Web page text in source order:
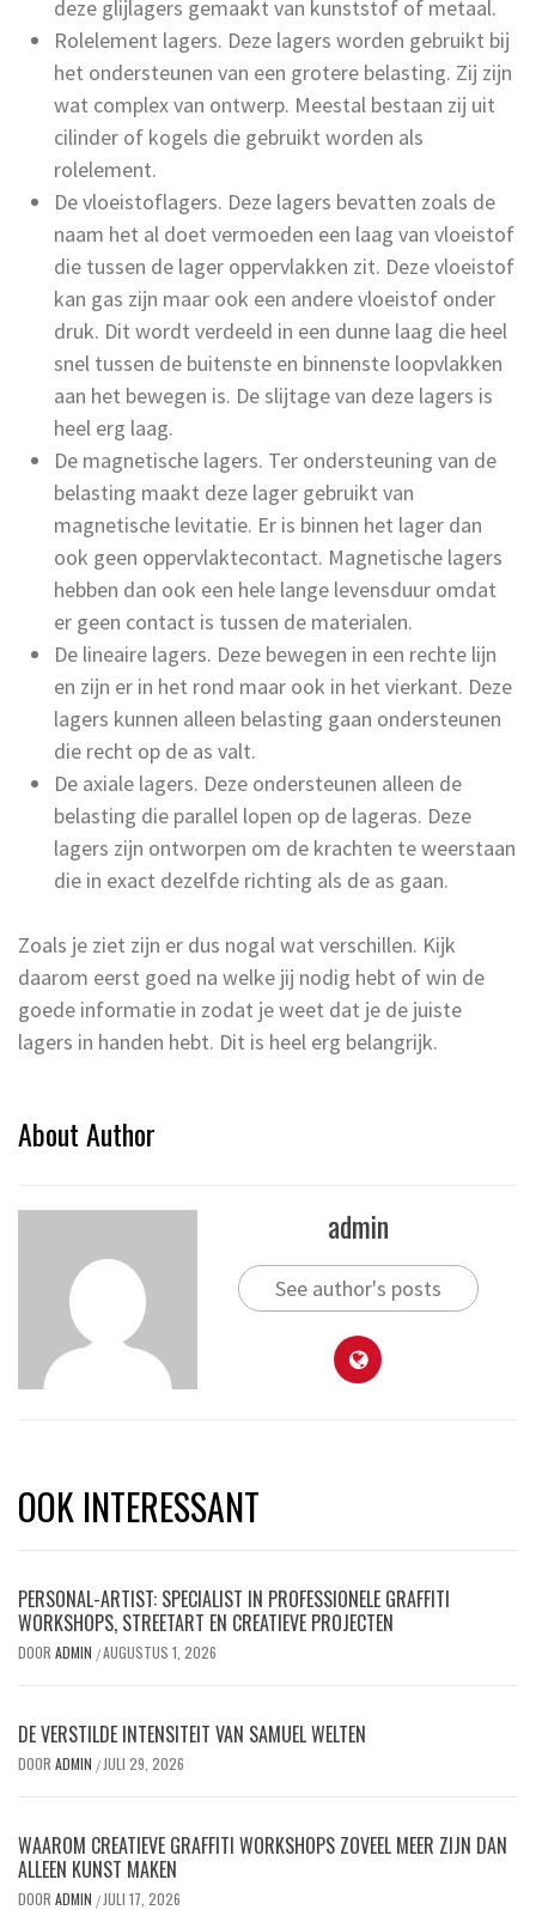
deze glijlagers gemaakt van kunststof of metaal.
Rolelement lagers. Deze lagers worden gebruikt bij
het ondersteunen van een grotere belasting. Zij zijn
wat complex van ontwerp. Meestal bestaan zij uit
cilinder of kogels die gebruikt worden als
rolelement.
De vloeistoflagers. Deze lagers bevatten zoals de
naam het al doet vermoeden een laag van vloeistof
die tussen de lager oppervlakken zit. Deze vloeistof
kan gas zijn maar ook een andere vloeistof onder
druk. Dit wordt verdeeld in een dunne laag die heel
snel tussen de buitenste en binnenste loopvlakken
aan het bewegen is. De slijtage van deze lagers is
heel erg laag.
De magnetische lagers. Ter ondersteuning van de
belasting maakt deze lager gebruikt van
magnetische levitatie. Er is binnen het lager dan
ook geen oppervlaktecontact. Magnetische lagers
hebben dan ook een hele lange levensduur omdat
er geen contact is tussen de materialen.
De lineaire lagers. Deze bewegen in een rechte lijn
en zijn er in het rond maar ook in het vierkant. Deze
lagers kunnen alleen belasting gaan ondersteunen
die recht op de as valt.
De axiale lagers. Deze ondersteunen alleen de
belasting die parallel lopen op de lageras. Deze
lagers zijn ontworpen om de krachten te weerstaan
die in exact dezelfde richting als de as gaan.
Zoals je ziet zijn er dus nogal wat verschillen. Kijk
daarom eerst goed na welke jij nodig hebt of win de
goede informatie in zodat je weet dat je de juiste
lagers in handen hebt. Dit is heel erg belangrijk.
About Author
admin
See author's posts
OOK INTERESSANT
PERSONAL-ARTIST: SPECIALIST IN PROFESSIONELE GRAFFITI
WORKSHOPS, STREETART EN CREATIEVE PROJECTEN
DOOR ADMIN /AUGUSTUS 1, 2026
DE VERSTILDE INTENSITEIT VAN SAMUEL WELTEN
DOOR ADMIN / JULI 29, 2026
WAAROM CREATIEVE GRAFFITI WORKSHOPS ZOVEEL MEER ZIJN DAN
ALLEEN KUNST MAKEN
DOOR ADMIN / JULI 17, 2026